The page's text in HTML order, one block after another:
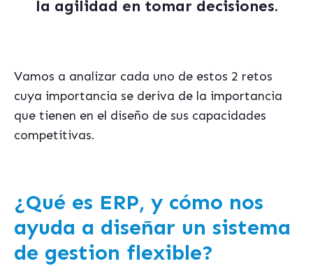
la agilidad en tomar decisiones.
Vamos a analizar cada uno de estos 2 retos
cuya importancia se deriva de la importancia
que tienen en el diseño de sus capacidades
competitivas.
¿Qué es ERP, y cómo nos
ayuda a diseñar un sistema
de gestion flexible?